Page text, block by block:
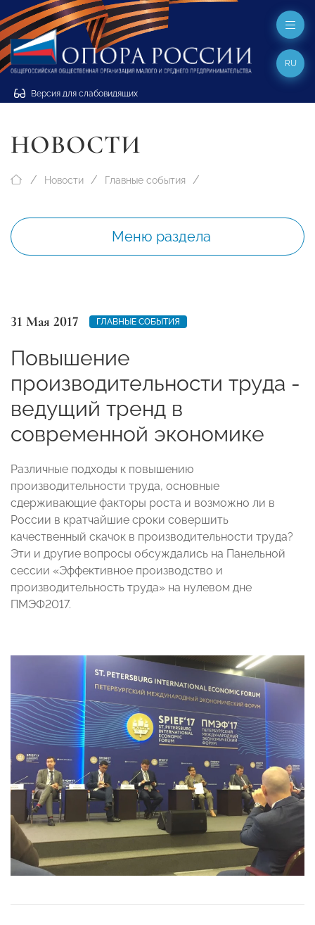
Версия для слабовидящих
RU
НОВОСТИ
Новости Главные события
Меню раздела
31 Мая 2017 ГЛАВНЫЕ СОБЫТИЯ
Повышение
производительности труда -
ведущий тренд в
современной экономике
Различные подходы к повышению
производительности труда, основные
сдерживающие факторы роста и возможно ли в
России в кратчайшие сроки совершить
качественный скачок в производительности труда?
Эти и другие вопросы обсуждались на Панельной
сессии «Эффективное производство и
производительность труда» на нулевом дне
ПМЭФ2017.